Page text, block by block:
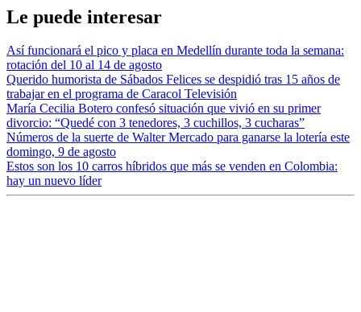
Le puede interesar
Así funcionará el pico y placa en Medellín durante toda la semana:
rotación del 10 al 14 de agosto
Querido humorista de Sábados Felices se despidió tras 15 años de
trabajar en el programa de Caracol Televisión
María Cecilia Botero confesó situación que vivió en su primer
divorcio: “Quedé con 3 tenedores, 3 cuchillos, 3 cucharas”
Números de la suerte de Walter Mercado para ganarse la lotería este
domingo, 9 de agosto
Estos son los 10 carros híbridos que más se venden en Colombia:
hay un nuevo líder